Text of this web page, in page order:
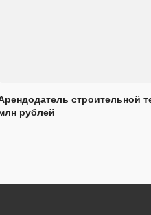
строительной
рублей